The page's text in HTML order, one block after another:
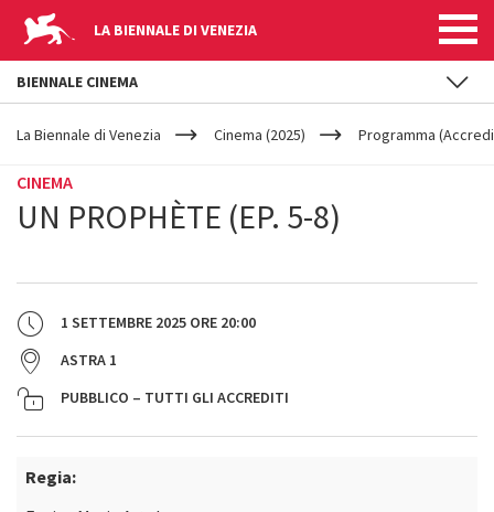
LA BIENNALE DI VENEZIA
YOUR
ARE
La Biennale di Venezia Cinema (2025) Programma
CINEMA
UN PROPHÈTE (EP. 5-8)
1 SETTEMBRE 2025 ORE 20:00
ASTRA 1
PUBBLICO – TUTTI GLI ACCREDITI
Regia:
BIENNALE CINEMA